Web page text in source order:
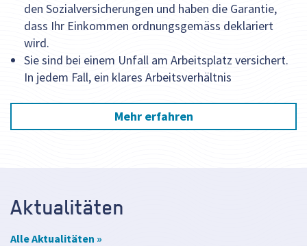
den Sozialversicherungen und haben die Garantie,
dass Ihr Einkommen ordnungsgemäss deklariert
wird.
Sie sind bei einem Unfall am Arbeitsplatz versichert.
In jedem Fall, ein klares Arbeitsverhältnis
Mehr erfahren
Aktualitäten
Alle Aktualitäten »